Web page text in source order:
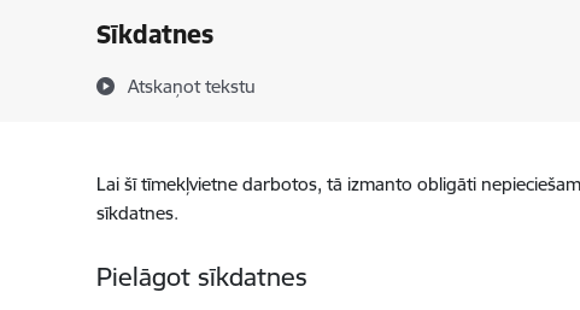
Sīkdatnes
Atskaņot tekstu
Lai šī tīmekļvietne darbotos, tā izmanto obligāti
sīkdatnes.
Pielāgot sīkdatnes